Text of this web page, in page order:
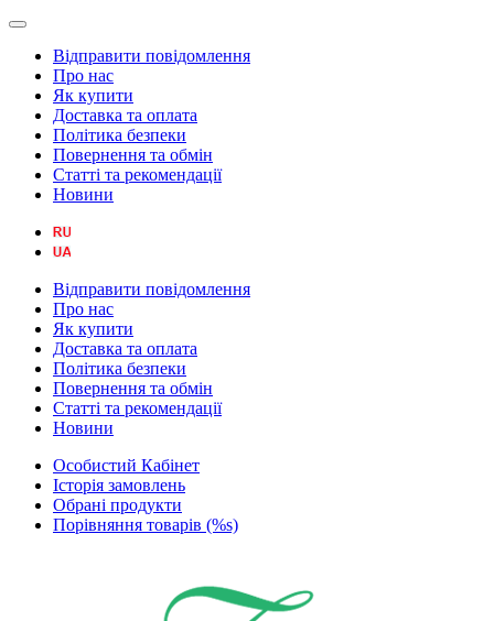
Відправити повідомлення
Про нас
Як купити
Доставка та оплата
Політика безпеки
Повернення та обмін
Статті та рекомендації
Новини
Відправити повідомлення
Про нас
Як купити
Доставка та оплата
Політика безпеки
Повернення та обмін
Статті та рекомендації
Новини
Особистий Кабінет
Історія замовлень
Обрані продукти
Порівняння товарів (%s)